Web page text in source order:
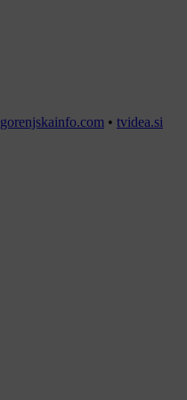
gorenjskainfo.com • tvidea.si